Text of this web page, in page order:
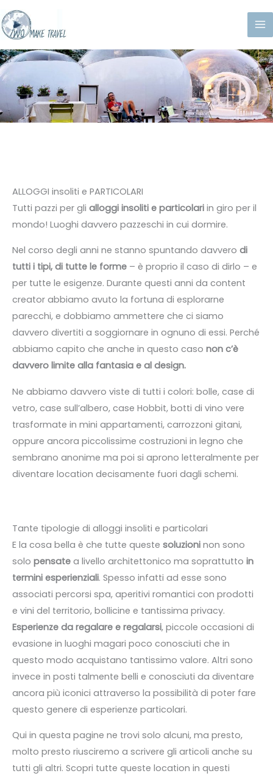
Vai
al
contenuto
ALLOGGI insoliti e PARTICOLARI
Tutti pazzi per gli alloggi insoliti e particolari in giro per il
mondo! Luoghi davvero pazzeschi in cui dormire.
Nel corso degli anni ne stanno spuntando davvero di
tutti i tipi, di tutte le forme – è proprio il caso di dirlo – e
per tutte le esigenze. Durante questi anni da content
creator abbiamo avuto la fortuna di esplorarne
parecchi, e dobbiamo ammettere che ci siamo
davvero divertiti a soggiornare in ognuno di essi. Perché
abbiamo capito che anche in questo caso non c’è
davvero limite alla fantasia e al design.
Ne abbiamo davvero viste di tutti i colori: bolle, case di
vetro, case sull’albero, case Hobbit, botti di vino vere
trasformate in mini appartamenti, carrozzoni gitani,
oppure ancora piccolissime costruzioni in legno che
sembrano anonime ma poi si aprono letteralmente per
diventare location decisamente fuori dagli schemi.
Tante tipologie di alloggi insoliti e particolari
E la cosa bella è che tutte queste soluzioni non sono
solo pensate a livello architettonico ma soprattutto in
termini esperienziali. Spesso infatti ad esse sono
associati percorsi spa, aperitivi romantici con prodotti
e vini del territorio, bollicine e tantissima privacy.
Esperienze da regalare e regalarsi, piccole occasioni di
evasione in luoghi magari poco conosciuti che in
questo modo acquistano tantissimo valore. Altri sono
invece in posti talmente belli e conosciuti da diventare
ancora più iconici attraverso la possibilità di poter fare
questo genere di esperienze particolari.
Qui in questa pagine ne trovi solo alcuni, ma presto,
molto presto riusciremo a scrivere gli articoli anche su
tutti gli altri. Scopri tutte queste location in questi